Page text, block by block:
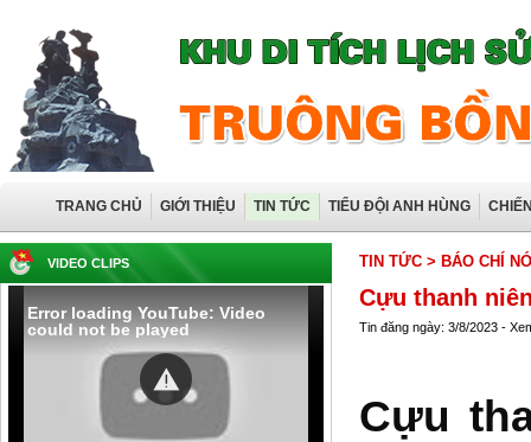
TRANG CHỦ GIỚI THIỆU TIN TỨC TIỂU ĐỘI ANH HÙNG
VIDEO CLIPS
Error loading YouTube: Video
could not be played
TIN TỨC > BÁO CHÍ
Cựu thanh
Tin đăng ngày: 3/8/2023 -
Cựu